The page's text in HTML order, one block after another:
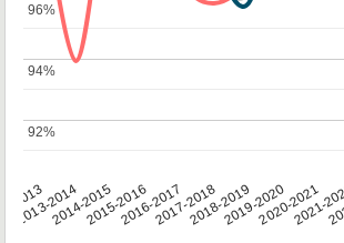
2013
2013-2014
2014-20152015-20162016-20172017-20182018-20192019-20202020-2021
2021-
92%
92%
94%
94%
96%
96%